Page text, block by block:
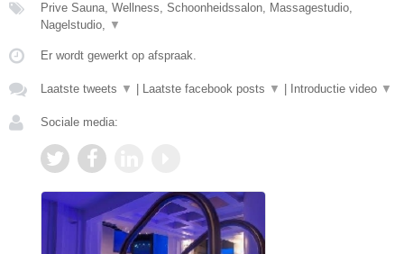
Prive Sauna, Wellness, Schoonheidssalon, Massagestudio,
Nagelstudio, ▼
Er wordt gewerkt op afspraak.
Laatste tweets ▼ Laatste facebook posts ▼ Introductie video ▼
Sociale media: